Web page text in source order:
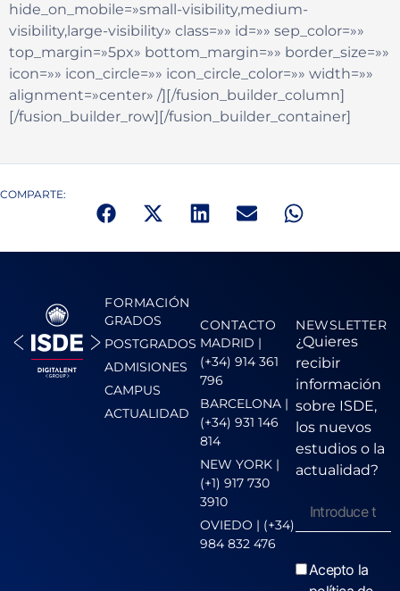
hide_on_mobile=»small-visibility,medium-
visibility,large-visibility» class=»» id=»» sep_color=»»
top_margin=»5px» bottom_margin=»» border_size=»»
icon=»» icon_circle=»» icon_circle_color=»» width=»»
alignment=»center» /][/fusion_builder_column]
[/fusion_builder_row][/fusion_builder_container]
COMPARTE:
FORMACIÓN
GRADOS
POSTGRADOS
ADMISIONES
CAMPUS
ACTUALIDAD
CONTACTO
MADRID |
(+34) 914 361
796
BARCELONA |
(+34) 931 146
814
NEW YORK |
(+1) 917 730
3910
OVIEDO | (+34)
984 832 476
NEWSLETTER
¿Quieres
recibir
información
sobre ISDE,
los nuevos
estudios o la
actualidad?
Acepto la